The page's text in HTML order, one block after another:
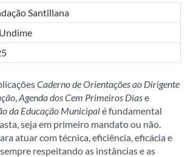
Santillana
Undime
Caderno de Orientações ao Dirigente
,Agenda dos Cem Primeiros Diase
da Educação Municipalé fundamental
seja em primeiro mandato ou não.
atuar com técnica, eficiência, eficácia e
respeitando as instâncias e as